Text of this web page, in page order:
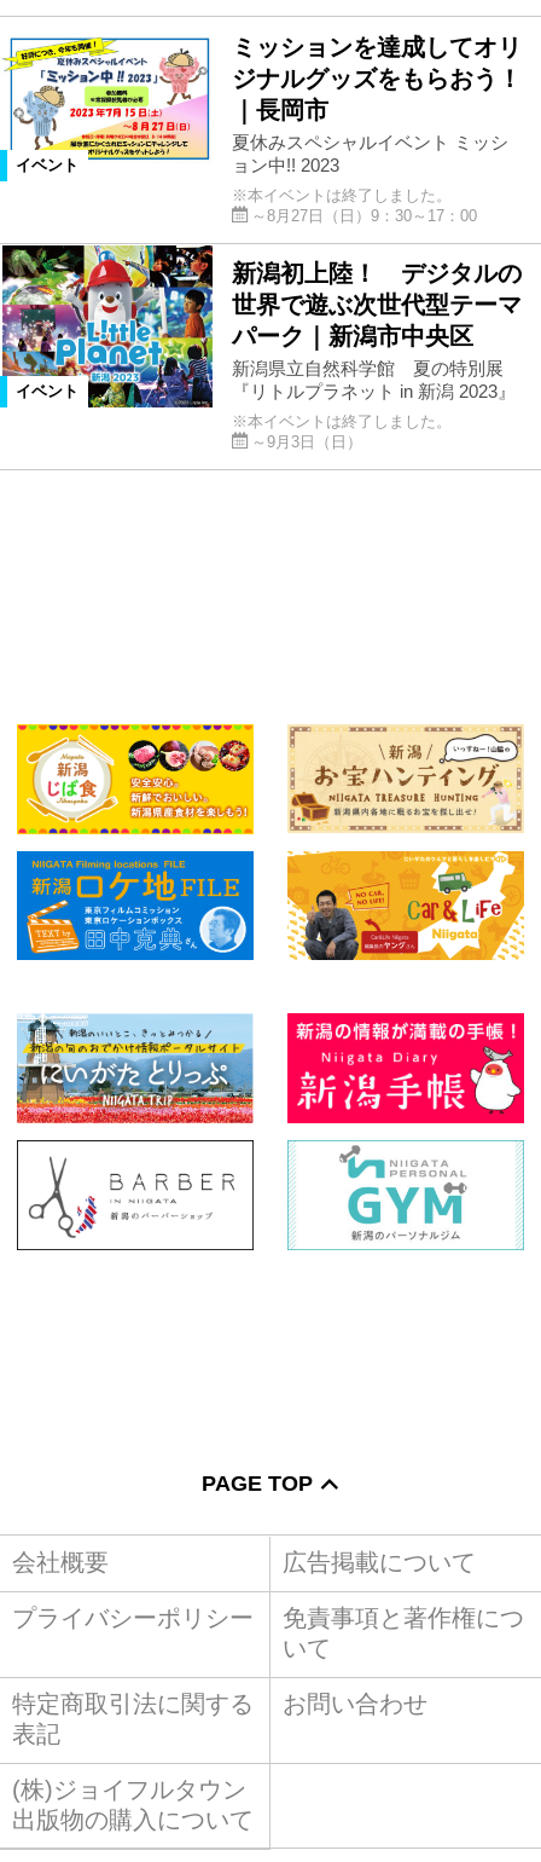
イベント
ミッションを達成してオリ
ジナルグッズをもらおう！
｜長岡市
夏休みスペシャルイベント ミッシ
ョン中!! 2023
※本イベントは終了しました。
～8月27日（日）9：30～17：00
イベント
新潟初上陸！ デジタルの
世界で遊ぶ次世代型テーマ
パーク｜新潟市中央区
新潟県立自然科学館 夏の特別展
『リトルプラネット in 新潟 2023』
※本イベントは終了しました。
～9月3日（日）
PAGE TOP
会社概要 広告掲載について
プライバシーポリシー
免責事項と著作権につ
いて
特定商取引法に関する
表記
お問い合わせ
(株)ジョイフルタウン
出版物の購入について